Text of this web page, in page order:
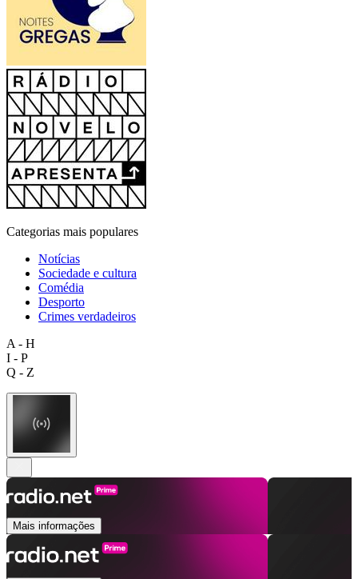
Categorias mais populares
Notícias
Sociedade e cultura
Comédia
Desporto
Crimes verdadeiros
A - H
I - P
Q - Z
Mais informações